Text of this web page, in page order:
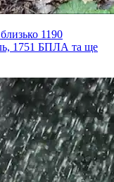
1190
1751 БПЛА та ще